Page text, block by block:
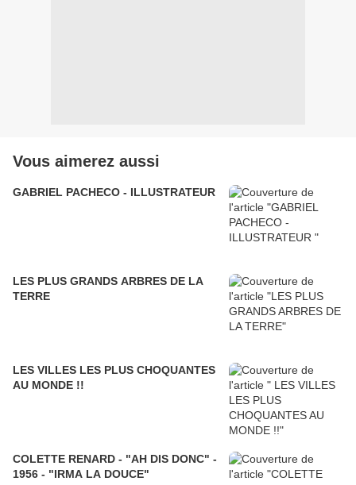
Vous aimerez aussi
GABRIEL PACHECO - ILLUSTRATEUR
LES PLUS GRANDS ARBRES DE LA
TERRE
LES VILLES LES PLUS CHOQUANTES
AU MONDE !!
COLETTE RENARD - "AH DIS DONC" -
1956 - "IRMA LA DOUCE"